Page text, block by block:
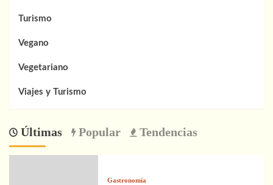
Turismo
Vegano
Vegetariano
Viajes y Turismo
Últimas Popular Tendencias
Gastronomía